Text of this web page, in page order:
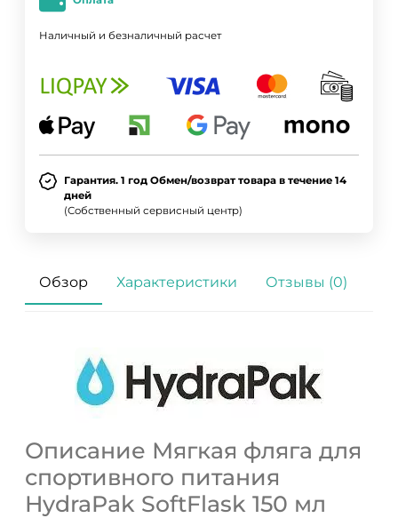
Наличный и безналичный расчет
Гарантия. 1 год Обмен/возврат товара в течение 14
дней
(Собственный сервисный центр)
Обзор Характеристики Отзывы (0)
Описание Мягкая фляга для
спортивного питания
HydraPak SoftFlask 150 мл